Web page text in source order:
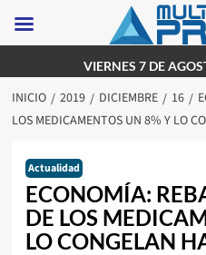
al
contenido
VIERNES 7 DE
INICIO 2019 DICIEMBRE 16
LOS MEDICAMENTOS UN 8% Y LO
Actualidad
ECONOMÍA:
DE LOS
LO CONGELAN